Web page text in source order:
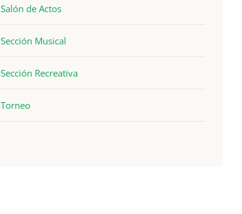
Salón de Actos
Sección Musical
Sección Recreativa
Torneo